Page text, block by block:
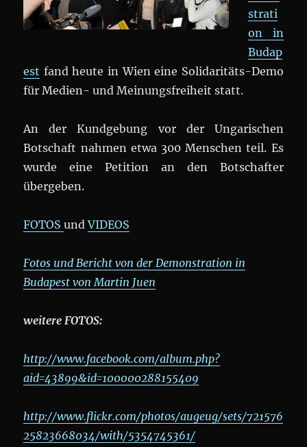
strati
on in
Budap
est fand heute in Wien eine Solidaritäts-Demo
für Medien- und Meinungsfreiheit statt.
An der Kundgebung vor der Ungarischen
Botschaft nahmen etwa 300 Menschen teil. Es
wurde eine Petition an den Botschafter
übergeben.
FOTOSundVIDEOS
Fotos und Bericht von der Demonstration in
Budapest von Martin Juen
weitere FOTOS:
http://www.facebook.com/album.php?
aid=43899&id=100000288155409
http://www.flickr.com/photos/augeug/sets/721576
25823668034/with/5354745361/